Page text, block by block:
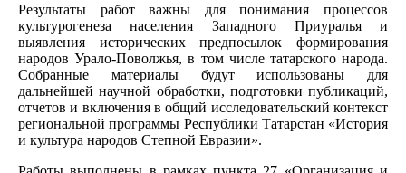
Результаты работ важны для понимания процессов
культурогенеза населения Западного Приуралья и
выявления исторических предпосылок формирования
народов Урало-Поволжья, в том числе татарского народа.
Собранные материалы будут использованы для
дальнейшей научной обработки, подготовки публикаций,
отчетов и включения в общий исследовательский контекст
региональной программы Республики Татарстан «История
и культура народов Степной Евразии».